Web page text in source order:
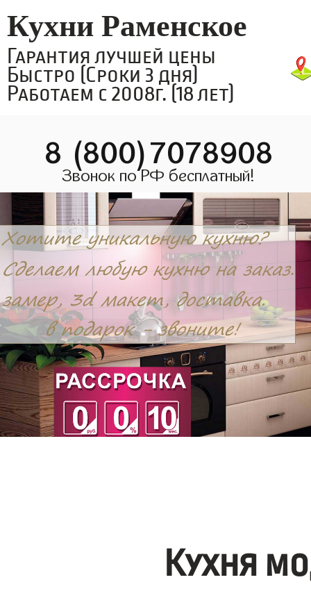
Кухни Раменское
Гарантия лучшей цены
Быстро (Сроки 3 дня)
Работаем с 2008г. (18 лет)
8 (800)7078908
Звонок по РФ бесплатный!
Кухня